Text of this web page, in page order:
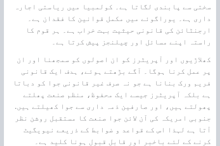
سختی سے پابندی لگاتا ہے۔ کولمبیا میں ریاستی اجارہ
داری ہے۔ یوراگوئے میں مکمل قوانین کا فقدان ہے۔
ارجنٹائن کی قانونی حیثیت بہت خراب ہے۔ ہر قوم کا
راستہ اپنے مسائل اور چیلنجز پیش کرتا ہے۔
کھلاڑیوں اور آپریٹرز کو ان اصولوں کو سمجھنا اور ان
پر عمل کرنا ہوگا۔ آگے بڑھتے ہوئے، ہدف ایک قانونی
فریم ورک بنانا ہے جو نہ صرف غیر قانونی جوا کو دباتا
ہے بلکہ آپریٹرز جیسے ایک محفوظ، منظم صنعت پھلتے
پھولتے ہیں، اور صارفین ذمہ داری سے جوا کھیلتے ہیں.
جنوبی امریکہ کی آن لائن جوا صنعت کا مستقبل روشن نظر
آتا ہے لہذا اس کے قواعد و ضوابط کے ذریعے نیویگیٹ
کرنے کے لئے باخبر اور قابل قبول ہونا کلید ہے۔